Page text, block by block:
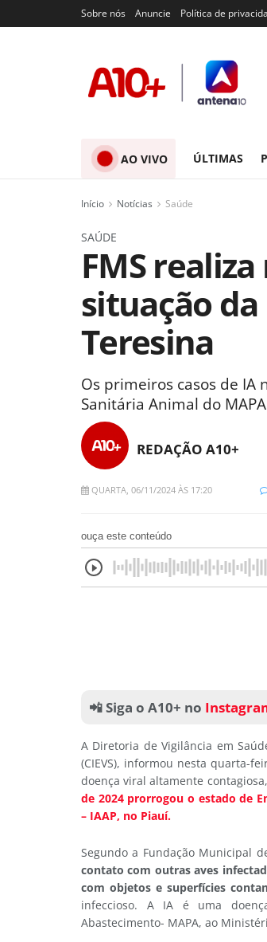
Sobre nós Anuncie Política de
AO VIVO ÚLTIMAS
Início Notícias Saúde
SAÚDE
FMS
situação
Teresina
Os primeiros casos de IA
Sanitária Animal do
REDAÇÃO A10+
QUARTA, 06/11/2024 ÀS 17:20
ouça este conteúdo
📲 Siga o A10+ no
A Diretoria de Vigilância em
(CIEVS), informou nesta quarta-
doença viral altamente
de 2024 prorrogou o estado de
– IAAP, no Piauí.
Segundo a Fundação Municipal
contato com outras aves
com objetos e superfícies
infeccioso. A IA é uma
Abastecimento- MAPA, ao